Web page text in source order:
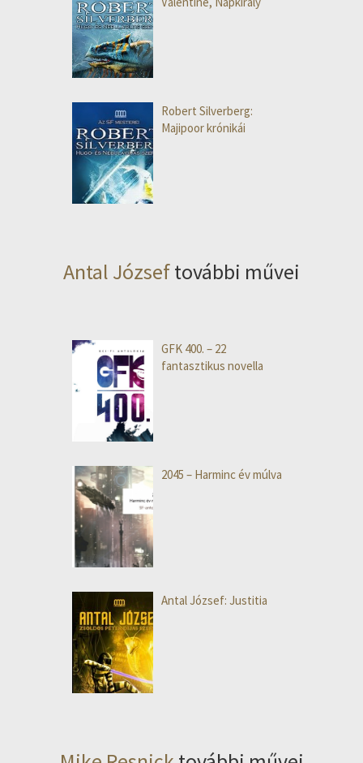
Robert Silverberg:
Majipoor krónikái
Antal Józseftovábbi művei
GFK 400. – 22
fantasztikus novella
2045 – Harminc év múlva
Antal József: Justitia